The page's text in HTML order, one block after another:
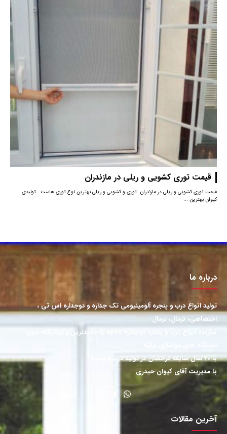
قیمت توری کشویی و ریلی در مازندران
قیمت توری کشویی و ریلی در مازندران. توری و کشویی و ریلی بهترین نوع توری هاست . تولیدی
کیوان بهترین ...
درباره ما
تولید انواع درب و پنجره آلومینیومی تک جداره و دوجداره اس تی ،
اختصاصی، نرمال، ترمال
سازنده انواع درب و پنجره دوجداره upvc با جدیدترین و پیشرفته ترین
با 20 سال سابقه درخشان در تولید درب و پنجره
با مدیریت آقای کیوان حیدری
آخرین مقالات